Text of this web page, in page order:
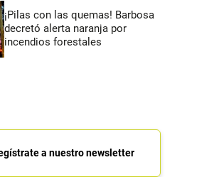
¡Pilas con las quemas! Barbosa
decretó alerta naranja por
incendios forestales
a nuestro newsletter